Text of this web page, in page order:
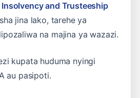
Insolvency and Trusteeship
jina lako, tarehe ya
na majina ya wazazi.
kupata huduma nyingi
au pasipoti.